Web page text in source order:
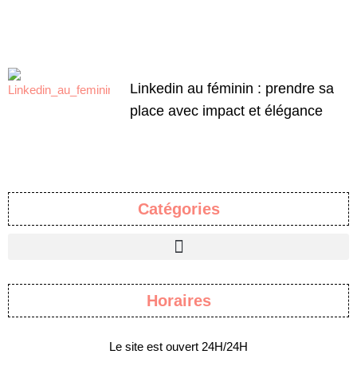
Linkedin au féminin : prendre sa
place avec impact et élégance
Catégories
Horaires
Le site est ouvert 24H/24H